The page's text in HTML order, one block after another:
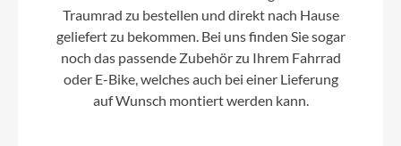
Farbe
Limestone high gloss
Traumrad zu bestellen und direkt nach Hause
geliefert zu bekommen. Bei uns finden Sie sogar
noch das passende Zubehör zu Ihrem Fahrrad
oder E-Bike, welches auch bei einer Lieferung
auf Wunsch montiert werden kann.